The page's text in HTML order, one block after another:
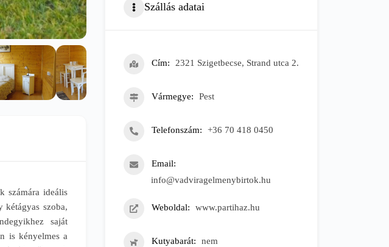
számára ideális
kétágyas szoba,
saját
is kényelmes a
Szállás adatai
Cím 2321 Szigetbecse, Strand utca 2.
Vármegye Pest
Telefonszám +36 70 418 0450
Email
info@vadviragelmenybirtok.hu
Weboldal www.partihaz.hu
Kutyabarát nem